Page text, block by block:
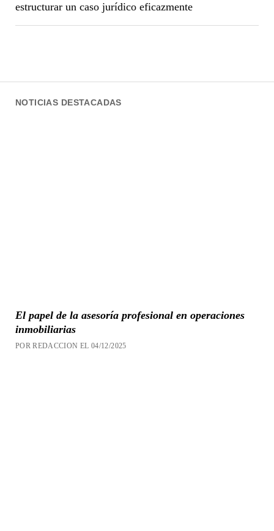
NOTICIAS DESTACADAS
El papel de la asesoría profesional en operaciones
inmobiliarias
POR REDACCION EL 04/12/2025
estructurar un caso jurídico eficazmente